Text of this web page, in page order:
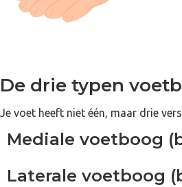
De drie typen
Je voet heeft niet één, maar drie
Mediale voetboog
Laterale voetboog